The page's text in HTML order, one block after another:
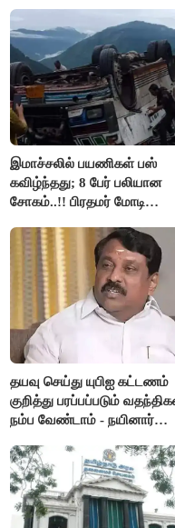
இமாச்சலில் பயணிகள் பஸ்
கவிழ்ந்தது; 8 பேர் பலியான
சோகம்..!! பிரதமர் மோடி
தயவு செய்து யுபிஐ கட்டணம்
குறித்து பரப்பப்படும்
நம்ப வேண்டாம் - நயினார்